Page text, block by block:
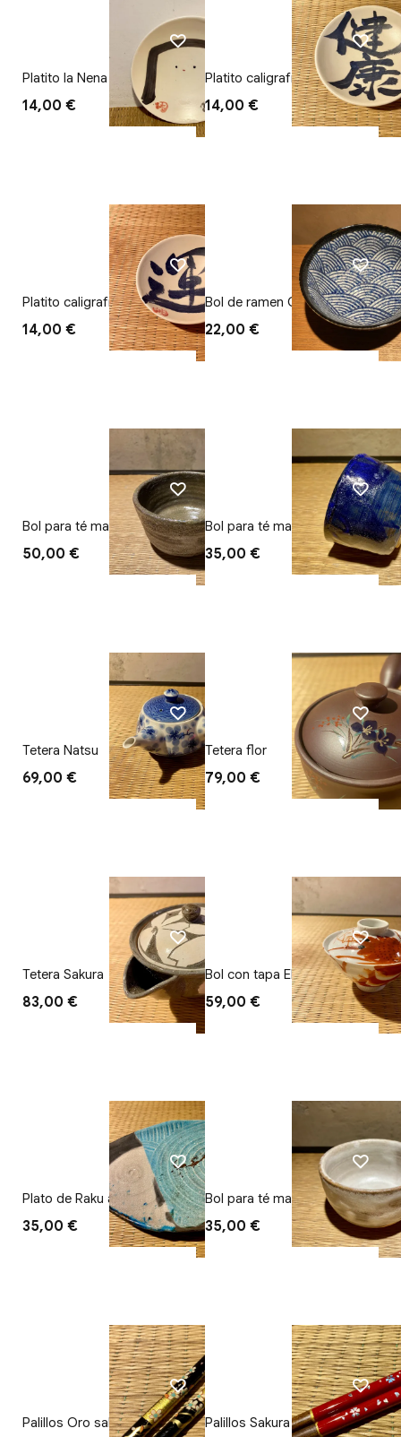
Platito la Nena
14,00 €
Platito caligrafía (Salud)
14,00 €
Platito caligrafía (Suerte)
14,00 €
Bol de ramen Ola
22,00 €
Bol para té matcha marrón
50,00 €
Bol para té matcha Azul
35,00 €
Tetera Natsu
69,00 €
Tetera flor
79,00 €
Tetera Sakura
83,00 €
Bol con tapa Ebi
59,00 €
Plato de Raku azul
35,00 €
Bol para té matcha Nieve
35,00 €
Palillos Oro sakura
Palillos Sakura con nácar